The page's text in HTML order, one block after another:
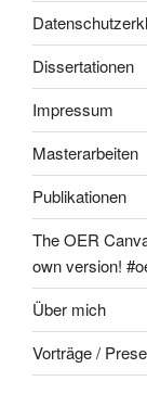
Dissertationen
Impressum
Masterarbeiten
Publikationen
The OER
own version!
Über mich
Vorträge /